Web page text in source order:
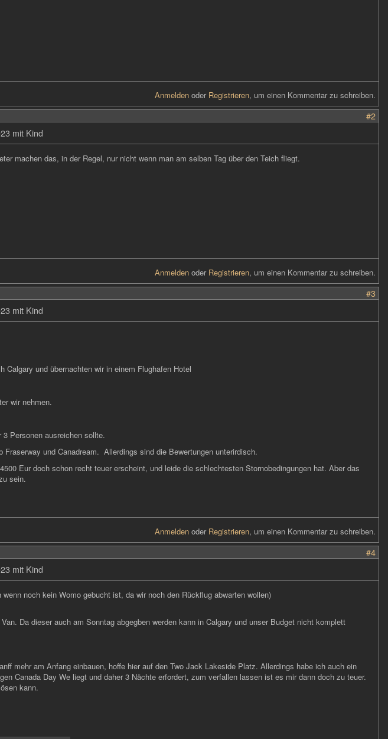
Anmelden oder Registrieren, um einen Kommentar zu schreiben.
#2
mit Kind
machen das, in der Regel, nur nicht wenn man am selben Tag über den Teich fliegt.
Anmelden oder Registrieren, um einen Kommentar zu schreiben.
#3
mit Kind
und übernachten wir in einem Flughafen Hotel
wir nehmen.
Personen ausreichen sollte.
und Canadream. Allerdings sind die Bewertungen unterirdisch.
Eur doch schon recht teuer erscheint, und leide die schlechtesten Stornobedingungen hat. Aber das
sein.
Anmelden oder Registrieren, um einen Kommentar zu schreiben.
#4
mit Kind
noch kein Womo gebucht ist, da wir noch den Rückflug abwarten wollen)
Da dieser auch am Sonntag abgegben werden kann in Calgary und unser Budget nicht komplett
mehr am Anfang einbauen, hoffe hier auf den Two Jack Lakeside Platz. Allerdings habe ich auch ein
Canada Day We liegt und daher 3 Nächte erfordert, zum verfallen lassen ist es mir dann doch zu teuer.
kann.